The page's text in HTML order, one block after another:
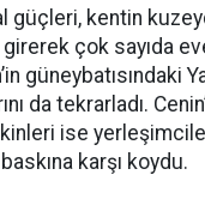
güçleri, kentin
çok sayıda
güneybatısındaki
da tekrarladı.
ise
karşı koydu.